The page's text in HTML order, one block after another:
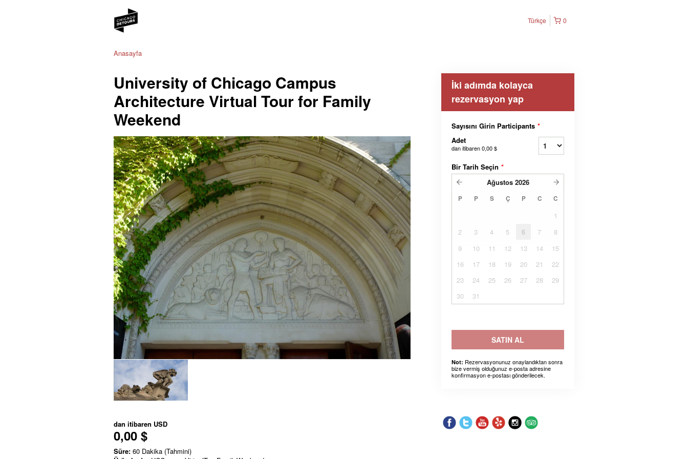
0
Türkçe
Anasayfa
University of Chicago Campus
Architecture Virtual Tour for Family
Weekend
dan itibaren USD
0,00 $
Süre: 60 Dakika (Tahmini)
İki adımda kolayca
rezervasyon yap
Sayısını Girin Participants *
Adet
dan itibaren0,00 $
Bir Tarih Seçin *
Ağustos 2026
P P S Ç P C C
1
2
3 4 5 6 7
8
9
10 11 12 13 14
15
16
17 18 19 20 21
22
23
24 25 26 27 28
29
30
31
SATIN AL
Not: Rezervasyonunuz onaylandıktan sonra
bize vermiş olduğunuz e-posta adresine
konfirmasyon e-postası gönderilecek.